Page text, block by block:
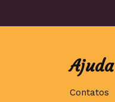
Ajuda
Contatos